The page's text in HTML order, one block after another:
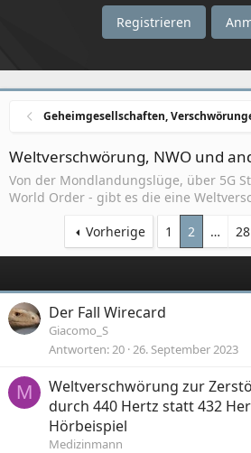
Registrieren
Geheimgesellschaften,
Weltverschwörung, NWO und
Von der Mondlandungslüge, über 5G
World Order - gibt es die eine
Vorherige
1 2 … 28
Der Fall Wirecard
Giacomo_S
Antworten 20 26. September 2023
M
Weltverschwörung zur
durch 440 Hertz statt 432
Hörbeispiel
Medizinmann